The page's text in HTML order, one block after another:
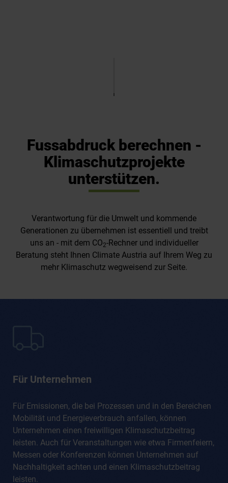
Fussabdruck berechnen -
Klimaschutzprojekte
unterstützen.
Verantwortung für die Umwelt und kommende
Generationen zu übernehmen ist essentiell und treibt
uns an - mit dem CO2-Rechner und individueller
Beratung steht Ihnen Climate Austria auf Ihrem Weg zu
mehr Klimaschutz wegweisend zur Seite.
Für Unternehmen
Für Emissionen, die bei Prozessen und in den Bereichen
Mobilität und Energieverbrauch anfallen, können
Unternehmen einen freiwilligen Klimaschutzbeitrag
leisten. Auch für Veranstaltungen wie etwa Firmenfeiern,
Messen oder Konferenzen können Unternehmen auf
Nachhaltigkeit achten und einen Klimaschutzbeitrag
leisten.